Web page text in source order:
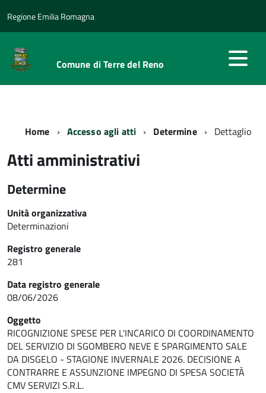
Regione Emilia Romagna
Comune di Terre del Reno
Home Accesso agli atti Determine Dettaglio
Atti amministrativi
Determine
Unità organizzativa
Determinazioni
Registro generale
281
Data registro generale
08/06/2026
Oggetto
RICOGNIZIONE SPESE PER L'INCARICO DI COORDINAMENTO
DEL SERVIZIO DI SGOMBERO NEVE E SPARGIMENTO SALE
DA DISGELO - STAGIONE INVERNALE 2026. DECISIONE A
CONTRARRE E ASSUNZIONE IMPEGNO DI SPESA SOCIETÀ
CMV SERVIZI S.R.L.